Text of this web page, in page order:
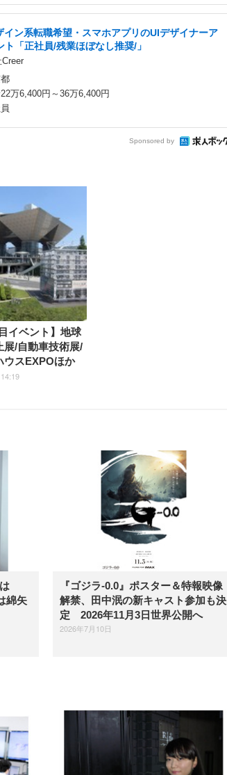
イン系転職希望・スマホアプリのUIデザイナーア
ト「正社員/残業ほぼなし推奨/」
22万6,400円～36万6,400円
Sponsored by
イベント】地球
展/自動車技術展/
ウスEXPOほか
綿矢
『ゴジラ-0.0』ポスター＆特報映像
解禁、田中泯の新キャスト参加も決
定 2026年11月3日世界公開へ
2026年7月10日